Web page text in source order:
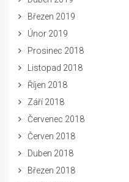
Březen 2019
Únor 2019
Prosinec 2018
Listopad 2018
Říjen 2018
Září 2018
Červenec 2018
Červen 2018
Duben 2018
Březen 2018